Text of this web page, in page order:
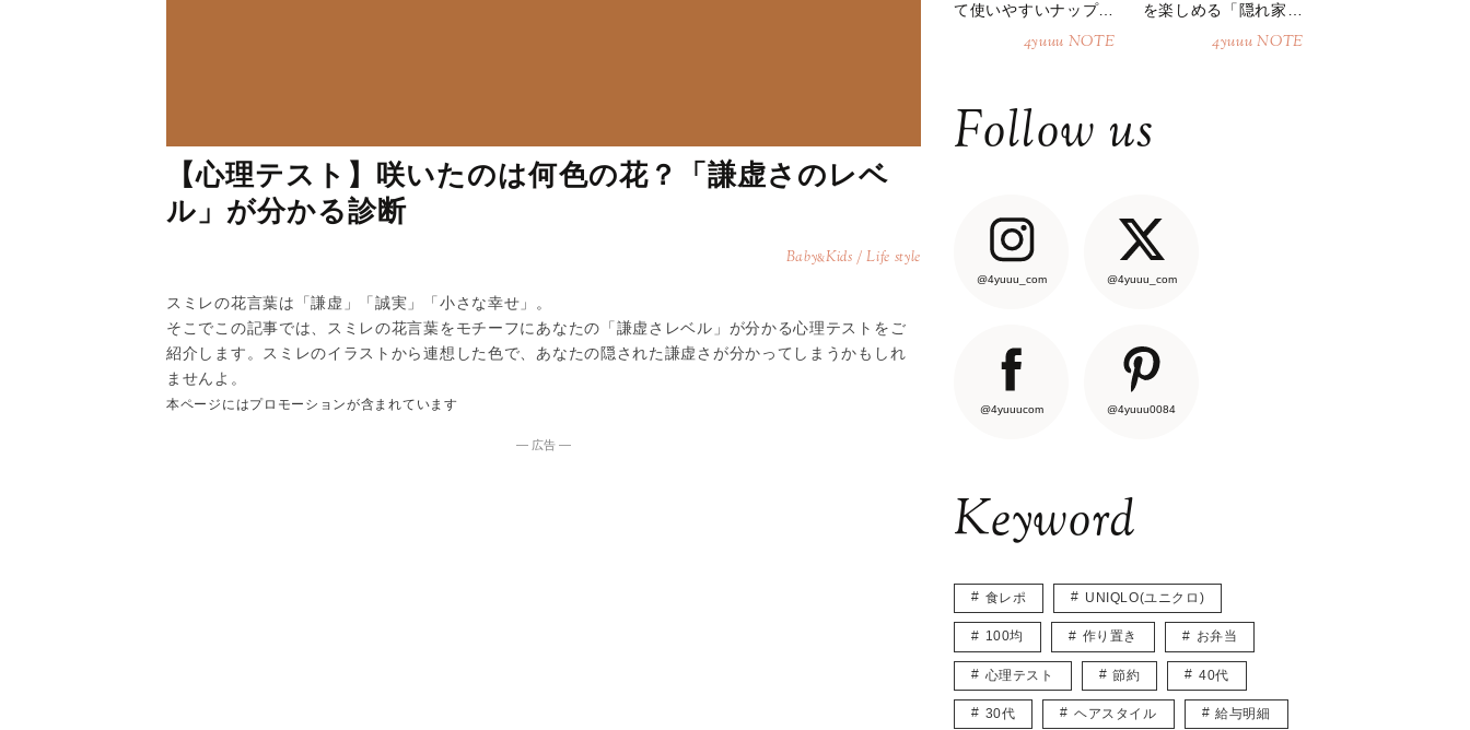
【心理テスト】咲いたのは何色の花？「謙虚さのレベ
ル」が分かる診断
Baby&Kids / Life style
スミレの花言葉は「謙虚」「誠実」「小さな幸せ」。
そこでこの記事では、スミレの花言葉をモチーフにあなたの「謙虚さレベル」が分かる心理テストをご
紹介します。スミレのイラストから連想した色で、あなたの隠された謙虚さが分かってしまうかもしれ
ませんよ。
本ページにはプロモーションが含まれています
― 広告 ―
て使いやすいナップサ
4yuuu NOTE
を楽しめる「隠れ家カ
4yuuu NOTE
Follow us
@4yuuu_com @4yuuu_com
@4yuuucom @4yuuu0084
Keyword
食レポ UNIQLO(ユニクロ)
100均 作り置き お弁当
心理テスト 節約 40代
30代 ヘアスタイル 給与明細